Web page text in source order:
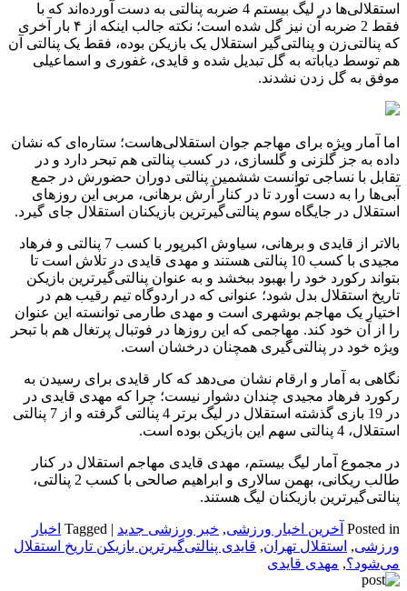
استقلالی‌ها در لیگ بیستم 4 ضربه پنالتی به دست آورده‌اند که با
فقط 2 ضربه آن نیز گل شده است؛ نکته جالب اینکه از ۴ بار آخری
که پنالتی‌زن و پنالتی‌گیر استقلال یک بازیکن بوده، فقط یک پنالتی آن
هم توسط دیاباته به گل تبدیل شده و قایدی، غفوری و اسماعیلی
موفق به گل زدن نشدند.
اما آمار ویژه برای مهاجم جوان استقلالی‌هاست؛ ستاره‌ای که نشان
داده به جز گلزنی و گلسازی، در کسب پنالتی هم تبحر دارد و در
تقابل با نساجی توانست ششمین پنالتی دوران حضورش در جمع
آبی‌ها را به دست آورد تا در کنار آرش برهانی، مربی این روزهای
استقلال در جایگاه سوم پنالتی‌گیرترین بازیکنان استقلال جای گیرد.
بالاتر از قایدی و برهانی، سیاوش اکبرپور با کسب 7 پنالتی و فرهاد
مجیدی با کسب 10 پنالتی هستند و مهدی قایدی در تلاش است تا
بتواند رکورد خود را بهبود ببخشد و به عنوان پنالتی‌گیرترین بازیکن
تاریخ استقلال بدل شود؛ عنوانی که در اردوگاه تیم رقیب هم در
اختیار یک مهاجم بوشهری است و مهدی طارمی توانسته این عنوان
را از آن خود کند. مهاجمی که این روزها در فوتبال پرتغال هم با تبحر
ویژه خود در پنالتی‌گیری همچنان درخشان است.
نگاهی به آمار و ارقام نشان می‌دهد که کار قایدی برای رسیدن به
رکورد فرهاد مجیدی چندان دشوار نیست؛ چرا که مهدی قایدی در
در 19 بازی گذشته استقلال در لیگ برتر 4 پنالتی گرفته و از 7 پنالتی
استقلال، 4 پنالتی سهم این بازیکن بوده است.
در مجموع آمار لیگ بیستم، مهدی قایدی مهاجم استقلال در کنار
طالب ریکانی، بهمن سالاری و ابراهیم صالحی با کسب 2 پنالتی،
پنالتی‌گیرترین بازیکنان لیگ هستند.
Posted in آخرین اخبار ورزشی, خبر ورزشی جدید Tagged اخبار
ورزشی, استقلال تهران, قایدی پنالتی‌گیرترین بازیکن تاریخ استقلال
می‌شود؟, مهدی قایدی